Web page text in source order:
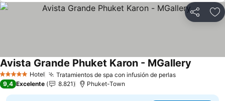
Compartir
5 Estrellas Hotel Tratamientos de spa con infusión de perlasVer precios
Avista Grande Phuket Karon - MGallery
9,4 Excelente 8.821 Phuket-Town